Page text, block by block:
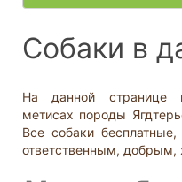
Средний
Тип
Семейная
Охотничья
Палевый
Серый
Дополнительные
Черный
Белый
Нет
Отношение к детям
Равнодушное
Отношение к
Доброжелательное
Равнодушное
Может проявить
- неважно -
Приучен к поводку
- неважно -
Дрессировка
Необычный окрас
Отдаётся в
- не уточнено -
Собаки в
На данной странице
метисах породы
Все собаки
ответственным,